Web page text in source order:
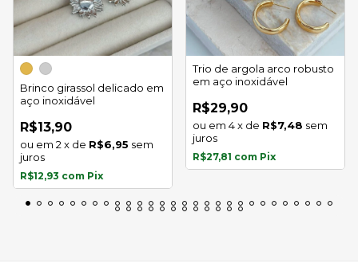
Brinco girassol delicado em
aço inoxidável
R$13,90
2 x de R$6,95 sem
juros
R$12,93 com Pix
Trio de argola arco robusto
em aço inoxidável
R$29,90
4x de R$7,48 sem
juros
R$27,81 com Pix